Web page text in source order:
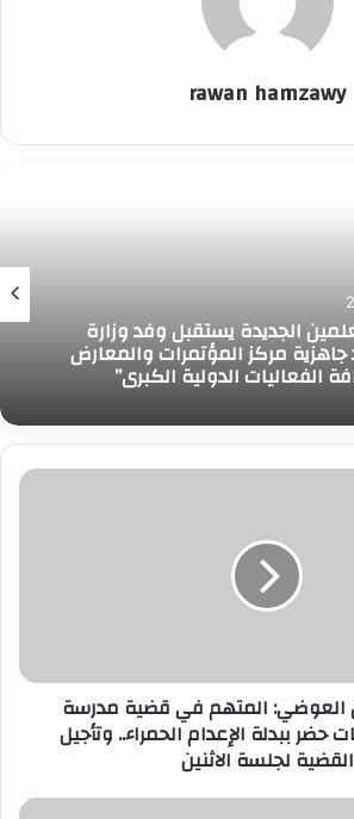
rawan hamzawy
الجديدة يستقبل وفد وزارة
جاهزية مركز المؤتمرات والمعارض
الفعاليات الدولية الكبرى”
العوضي: المتهم في قضية مدرسة
حضر ببدلة الإعدام الحمراء.. وتأجيل
القضية لجلسة الاثنين